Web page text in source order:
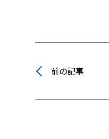
前の記事